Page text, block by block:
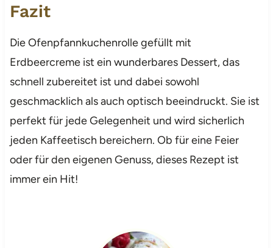
Fazit
Die Ofenpfannkuchenrolle gefüllt mit
Erdbeercreme ist ein wunderbares Dessert, das
schnell zubereitet ist und dabei sowohl
geschmacklich als auch optisch beeindruckt. Sie ist
perfekt für jede Gelegenheit und wird sicherlich
jeden Kaffeetisch bereichern. Ob für eine Feier
oder für den eigenen Genuss, dieses Rezept ist
immer ein Hit!